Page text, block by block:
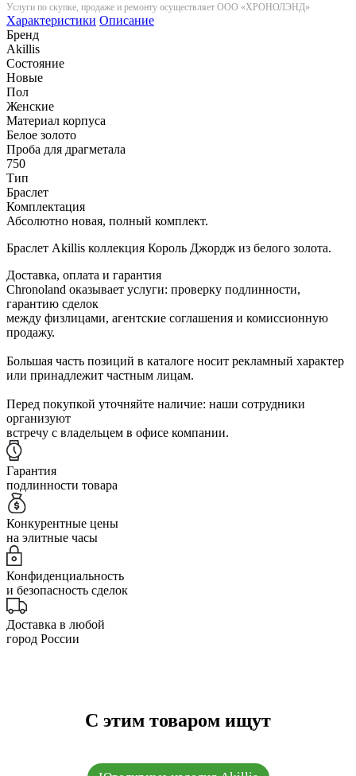
Услуги по скупке, продаже и ремонту осуществляет ООО «ХРОНОЛЭНД»
Характеристики Описание
Бренд
Akillis
Состояние
Новые
Пол
Женские
Материал корпуса
Белое золото
Проба для драгметала
750
Тип
Браслет
Комплектация
Абсолютно новая, полный комплект.
Браслет Akillis коллекция Король Джордж из белого золота.
Доставка, оплата и гарантия
Chronoland оказывает услуги: проверку подлинности,
гарантию сделок
между физлицами, агентские соглашения и комиссионную
продажу.
Большая часть позиций в каталоге носит рекламный характер
или принадлежит частным лицам.
Перед покупкой уточняйте наличие: наши сотрудники
организуют
встречу с владельцем в офисе компании.
Гарантия
подлинности товара
Конкурентные цены
на элитные часы
Конфиденциальность
и безопасность сделок
Доставка в любой
город России
С этим товаром ищут